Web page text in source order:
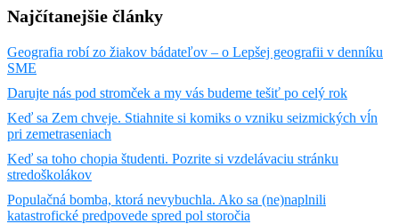
Najčítanejšie články
Geografia robí zo žiakov bádateľov – o Lepšej geografii v denníku
SME
Darujte nás pod stromček a my vás budeme tešiť po celý rok
Keď sa Zem chveje. Stiahnite si komiks o vzniku seizmických vĺn
pri zemetraseniach
Keď sa toho chopia študenti. Pozrite si vzdelávaciu stránku
stredoškolákov
Populačná bomba, ktorá nevybuchla. Ako sa (ne)naplnili
katastrofické predpovede spred pol storočia